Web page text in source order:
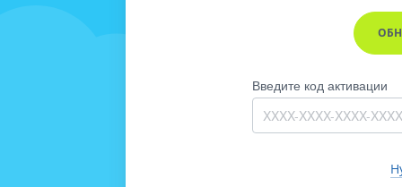
Введите код активации